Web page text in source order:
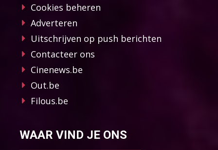
Cookies beheren
Adverteren
Uitschrijven op push berichten
Contacteer ons
Cinenews.be
Out.be
Filous.be
WAAR VIND JE ONS